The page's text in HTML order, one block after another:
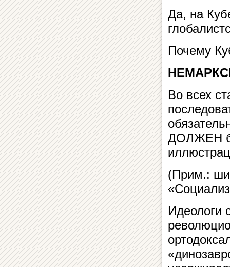
Да, на
Почему
Во всех
ДОЛЖЕН
(Прим.:
Идеологи